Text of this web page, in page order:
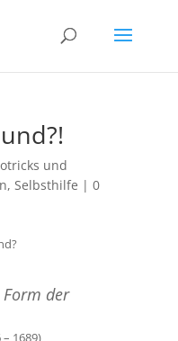
und
, Selbsthilfe | 0
der
1689)